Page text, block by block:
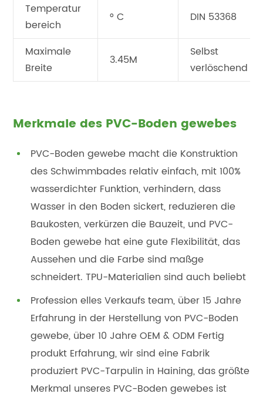
Temperatur
bereich
° C DIN 53368
Maximale
Breite
3.45M
Selbst
verlöschend
Merkmale des PVC-Boden gewebes
PVC-Boden gewebe macht die Konstruktion
des Schwimmbades relativ einfach, mit 100%
wasserdichter Funktion, verhindern, dass
Wasser in den Boden sickert, reduzieren die
Baukosten, verkürzen die Bauzeit, und PVC-
Boden gewebe hat eine gute Flexibilität, das
Aussehen und die Farbe sind maßge
schneidert. TPU-Materialien sind auch beliebt
Profession elles Verkaufs team, über 15 Jahre
Erfahrung in der Herstellung von PVC-Boden
gewebe, über 10 Jahre OEM & ODM Fertig
produkt Erfahrung, wir sind eine Fabrik
produziert PVC-Tarpulin in Haining, das größte
Merkmal unseres PVC-Boden gewebes ist